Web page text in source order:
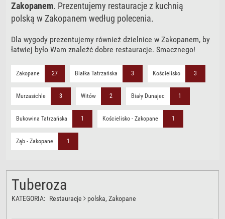
Zakopanem. Prezentujemy restauracje z kuchnią
polską w Zakopanem według polecenia.
Dla wygody prezentujemy również dzielnice w Zakopanem, by
łatwiej było Wam znaleźć dobre restauracje. Smacznego!
Zakopane 27 Białka Tatrzańska 3 Kościelisko 3
Murzasichle 3 Witów 2 Biały Dunajec 1
Bukowina Tatrzańska 1 Kościelisko - Zakopane 1
Ząb - Zakopane 1
Tuberoza
KATEGORIA: Restauracje polska, Zakopane